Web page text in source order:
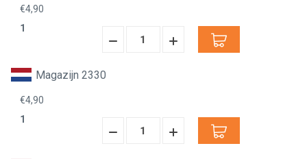
€4,90
1
Hoeveelheid
Hoeveelheid
Magazijn 2330
€4,90
1
Hoeveelheid
Hoeveelheid